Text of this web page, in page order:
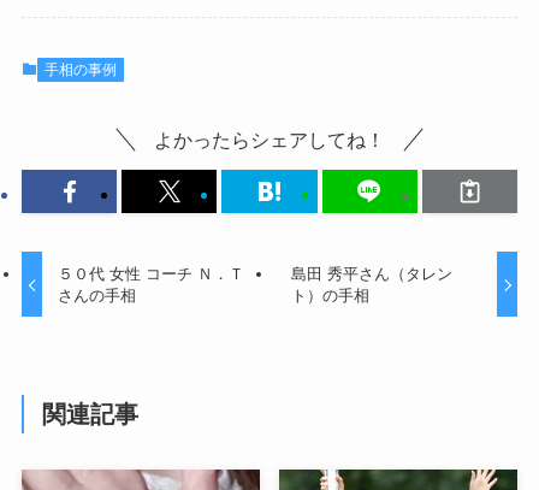
手相の事例
よかったらシェアしてね！
５０代 女性 コーチ Ｎ．Ｔ
さんの手相
島田 秀平さん（タレン
ト）の手相
関連記事